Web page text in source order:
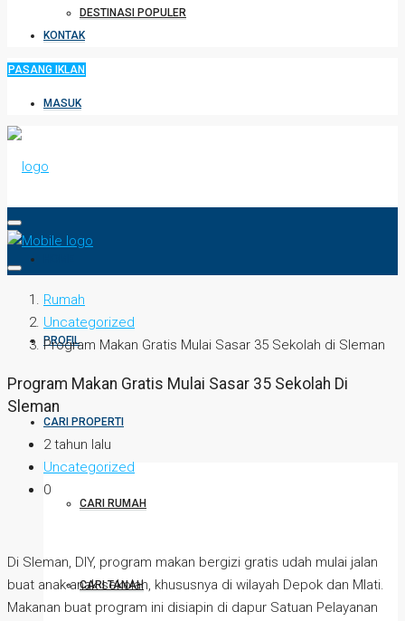
DESTINASI POPULER
KONTAK
PASANG IKLAN
MASUK
PROFIL
CARI PROPERTI
CARI RUMAH
CARI TANAH
Rumah
Uncategorized
Program Makan Gratis Mulai Sasar 35 Sekolah di Sleman
Program Makan Gratis Mulai Sasar 35 Sekolah Di
Sleman
2 tahun lalu
Uncategorized
0
Di Sleman, DIY, program makan bergizi gratis udah mulai jalan
buat anak-anak sekolah, khususnya di wilayah Depok dan Mlati.
Makanan buat program ini disiapin di dapur Satuan Pelayanan